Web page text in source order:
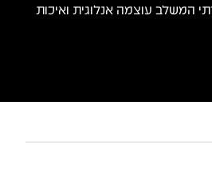
המשלב עוצמה אנלוגית ואיכות